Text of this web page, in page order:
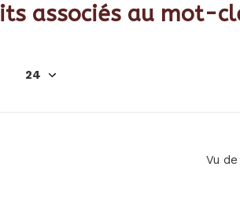
associés au mot-
Vu